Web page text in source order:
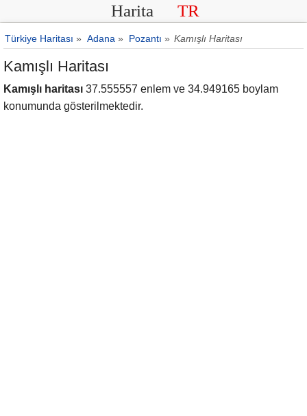
Harita TR
Türkiye Haritası » Adana » Pozantı » Kamışlı Haritası
Kamışlı Haritası
Kamışlı haritası 37.555557 enlem ve 34.949165 boylam
konumunda gösterilmektedir.